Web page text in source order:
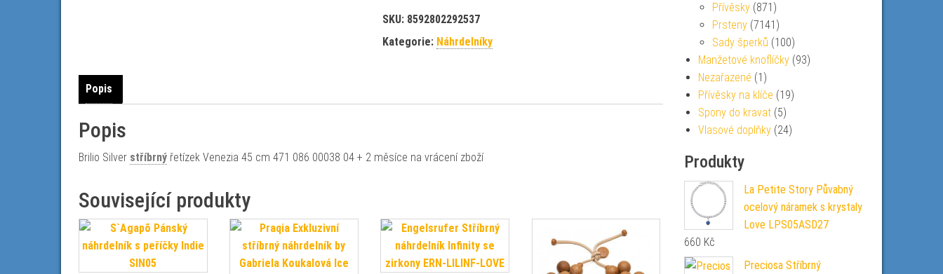
SKU: 8592802292537
Kategorie: Náhrdelníky
Popis
Popis
Brilio Silver stříbrný řetízek Venezia 45 cm 471 086 00038 04 + 2 měsíce na vrácení zboží
Související produkty
Přívěsky (871)
Prsteny (7141)
Sady šperků (100)
Manžetové knoflíčky (93)
Nezařazené (1)
Přívěsky na klíče (19)
Spony do kravat (5)
Vlasové doplňky (24)
Produkty
La Petite Story Půvabný
ocelový náramek s krystaly
Love LPS05ASD27
660 Kč
Preciosa Stříbrný